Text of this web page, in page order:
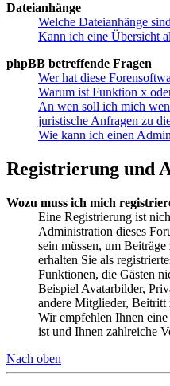
Dateianhänge
Welche Dateianhänge
Kann ich eine Übersicht
phpBB betreffende Fragen
Wer hat diese
Warum ist Funktion x
An wen soll ich mich
juristische Anfragen zu
Wie kann ich einen
Registrierung und
Wozu muss ich mich
Eine Registrierung ist
Administration dieses
sein müssen, um
erhalten Sie als
Funktionen, die Gästen
Beispiel Avatarbilder,
andere Mitglieder, Beitritt
Wir empfehlen Ihnen
ist und Ihnen zahlreiche
Nach oben